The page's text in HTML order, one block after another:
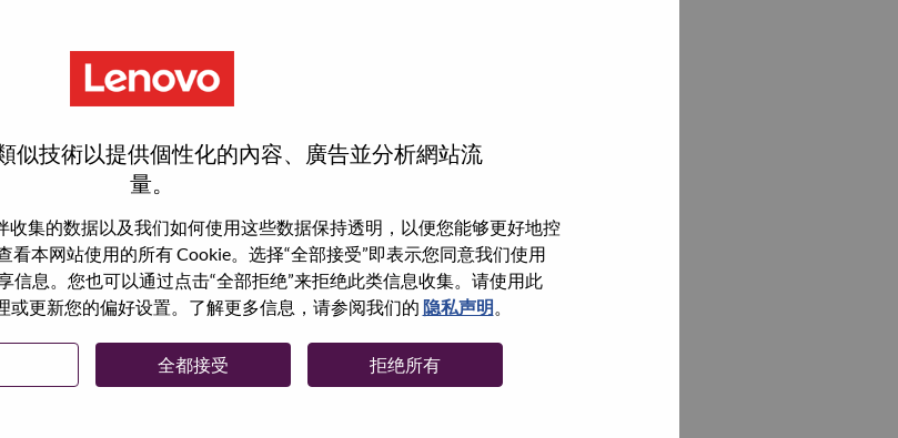
似技術以提供個性化的內容、廣告並分析網站流
量。
收集的数据以及我们如何使用这些数据保持透明，以便您能够更好地控
看本网站使用的所有 Cookie。选择“全部接受”即表示您同意我们使用
信息。您也可以通过点击“全部拒绝”来拒绝此类信息收集。请使用此
或更新您的偏好设置。了解更多信息，请参阅我们的 隐私声明
全都接受 拒绝所有
to evaluate product outcomes, user
across platforms and applications
Models
decision paths, state transitions) into
schemas, and analytical semantics